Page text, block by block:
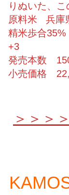
りぬいた、こ
原料米 兵庫
精米歩合
+3
発売本数
小売価格
＞＞＞